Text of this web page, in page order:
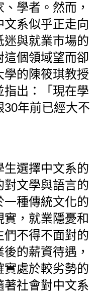
學者。然而，
文系似乎正走向
迷與就業市場的
個領域望而卻
學的陳筱琪教授
指出：「現在學
年前已經大不
生選擇中文系的
對文學與語言的
一種傳統文化的
，就業隱憂和
們不得不面對的
的薪資待遇，
實處於較劣勢的
著社會對中文系